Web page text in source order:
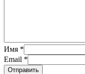
Имя *
Email *
Отправить